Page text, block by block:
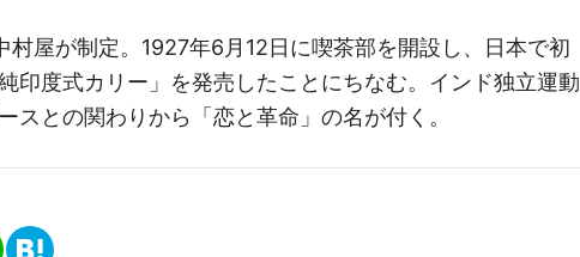
村屋が制定。1927年6月12日に喫茶部を開設し、日本で初
印度式カリー」を発売したことにちなむ。インド独立運動
スとの関わりから「恋と革命」の名が付く。